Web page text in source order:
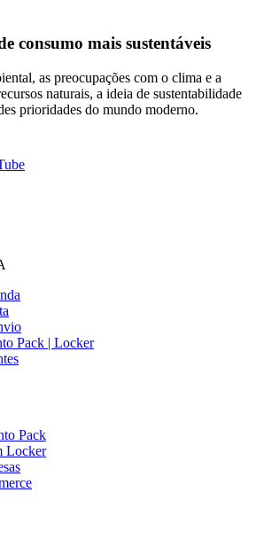
consumo mais sustentáveis
as preocupações com o clima e a
naturais, a ideia de sustentabilidade
prioridades do mundo moderno.
Pack | Locker
Pack
Locker